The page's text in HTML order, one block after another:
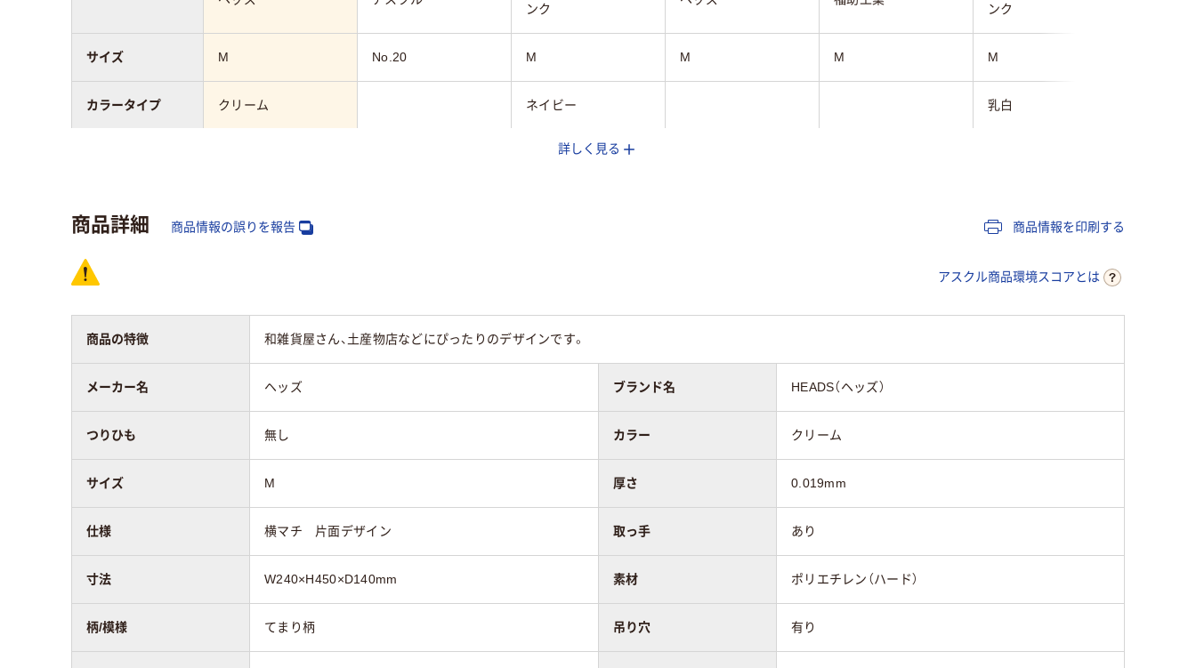
ンク
ンク
M No.20 M M M M
クリーム ネイビー 乳白
0.016mm
(バイオマスポリエチ
ポリエチレン（HDPE） ポリエチレン(HDPE) ポリエチレン（HDPE）
サイズ
カラータイプ
つりひも
材質
アスクル商品環境
詳しく見る
商品詳細 商品情報の誤りを報告 商品情報を印刷する
アスクル商品環境スコアとは
商品の特徴 和雑貨屋さん、土産物店などにぴったりのデザインです。
メーカー名 ヘッズ ブランド名 HEADS（ヘッズ）
つりひも 無し カラー クリーム
サイズ M 厚さ 0.019mm
仕様 横マチ 片面デザイン 取っ手 あり
寸法 W240×H450×D140mm 素材 ポリエチレン（ハード）
柄/模様 てまり柄 吊り穴 有り